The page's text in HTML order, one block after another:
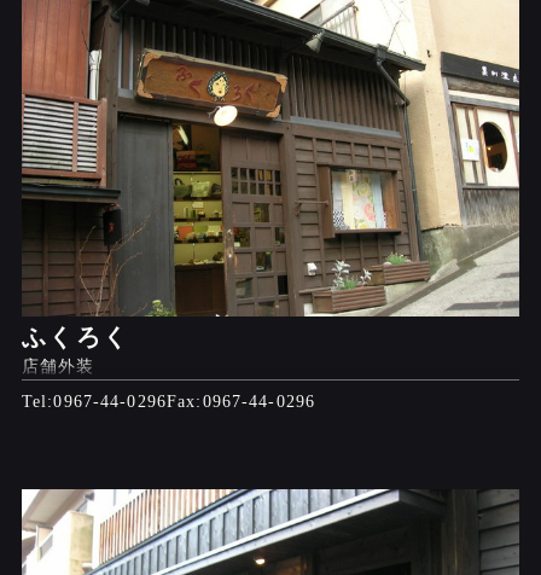
ふくろく
店舗外装
0967-44-0296
0967-44-0296